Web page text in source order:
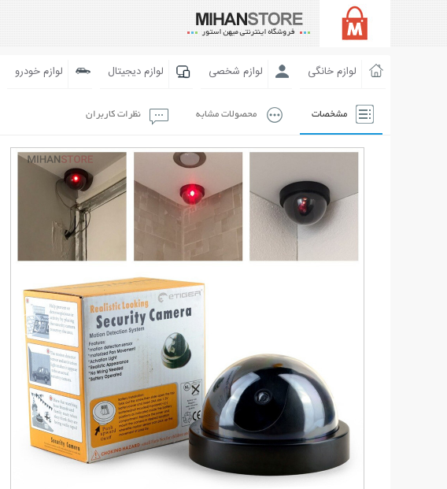
لوازم خانگی لوازم شخصی لوازم دیجیتال لوازم خودرو
مشخصات محصولات مشابه نظرات کاربران